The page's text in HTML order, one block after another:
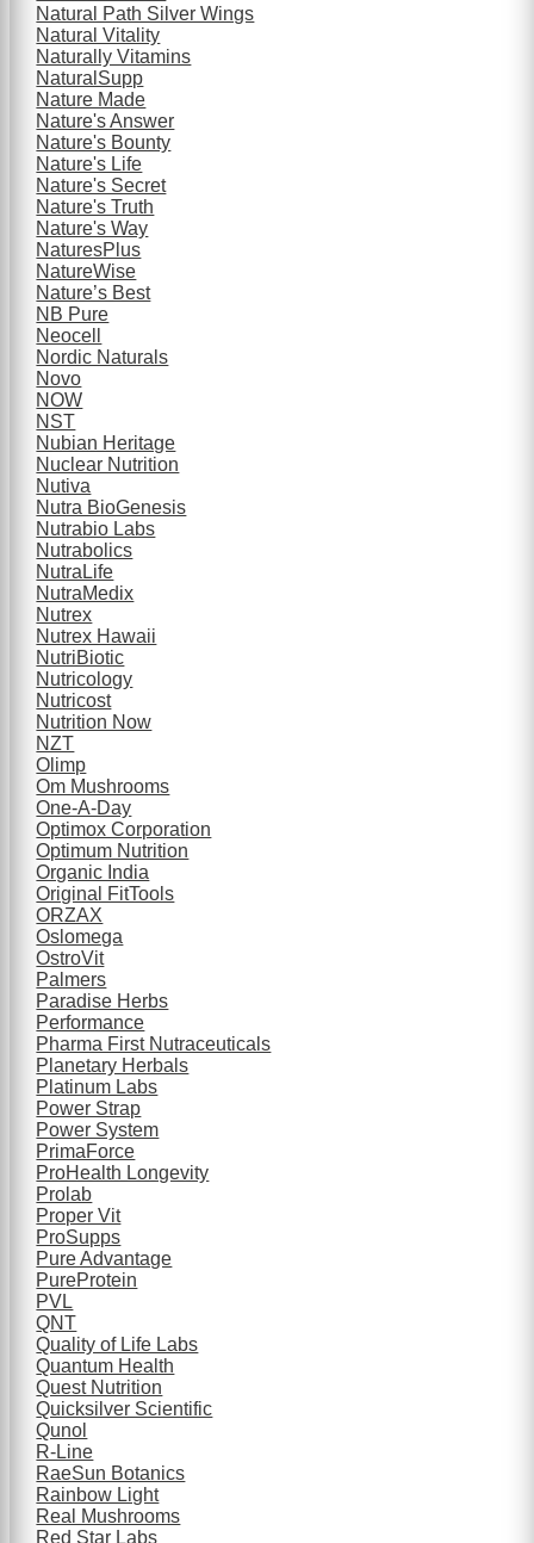
Natural Path Silver Wings
Natural Vitality
Naturally Vitamins
NaturalSupp
Nature Made
Nature's Answer
Nature's Bounty
Nature's Life
Nature's Secret
Nature's Truth
Nature's Way
NaturesPlus
NatureWise
Nature’s Best
NB Pure
Neocell
Nordic Naturals
Novo
NOW
NST
Nubian Heritage
Nuclear Nutrition
Nutiva
Nutra BioGenesis
Nutrabio Labs
Nutrabolics
NutraLife
NutraMedix
Nutrex
Nutrex Hawaii
NutriBiotic
Nutricology
Nutricost
Nutrition Now
NZT
Olimp
Om Mushrooms
One-A-Day
Optimox Corporation
Optimum Nutrition
Organic India
Original FitTools
ORZAX
Oslomega
OstroVit
Palmers
Paradise Herbs
Performance
Pharma First Nutraceuticals
Planetary Herbals
Platinum Labs
Power Strap
Power System
PrimaForce
ProHealth Longevity
Prolab
Proper Vit
ProSupps
Pure Advantage
PureProtein
PVL
QNT
Quality of Life Labs
Quantum Health
Quest Nutrition
Quicksilver Scientific
Qunol
R-Line
RaeSun Botanics
Rainbow Light
Real Mushrooms
Red Star Labs